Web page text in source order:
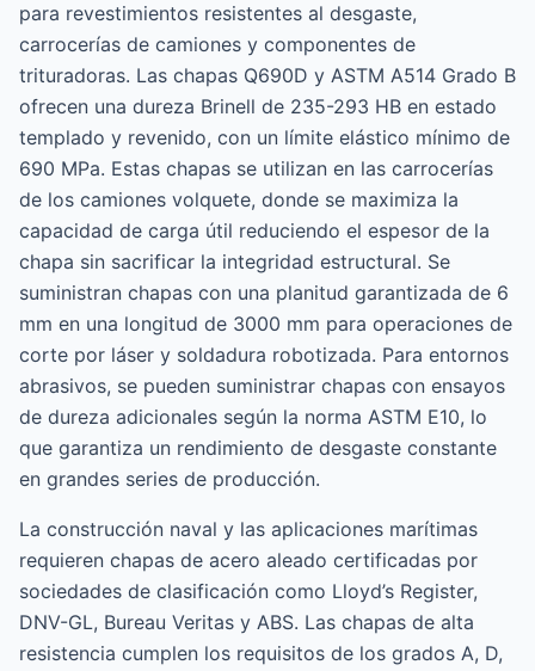
para revestimientos resistentes al desgaste,
carrocerías de camiones y componentes de
trituradoras. Las chapas Q690D y ASTM A514 Grado B
ofrecen una dureza Brinell de 235-293 HB en estado
templado y revenido, con un límite elástico mínimo de
690 MPa. Estas chapas se utilizan en las carrocerías
de los camiones volquete, donde se maximiza la
capacidad de carga útil reduciendo el espesor de la
chapa sin sacrificar la integridad estructural. Se
suministran chapas con una planitud garantizada de 6
mm en una longitud de 3000 mm para operaciones de
corte por láser y soldadura robotizada. Para entornos
abrasivos, se pueden suministrar chapas con ensayos
de dureza adicionales según la norma ASTM E10, lo
que garantiza un rendimiento de desgaste constante
en grandes series de producción.
La construcción naval y las aplicaciones marítimas
requieren chapas de acero aleado certificadas por
sociedades de clasificación como Lloyd’s Register,
DNV-GL, Bureau Veritas y ABS. Las chapas de alta
resistencia cumplen los requisitos de los grados A, D,